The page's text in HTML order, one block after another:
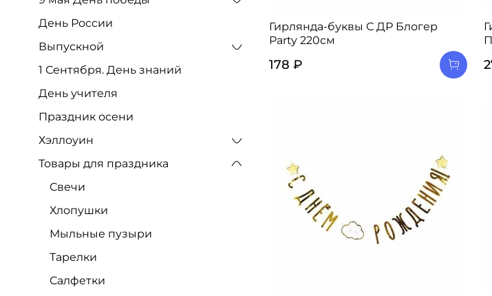
Гирлянда-буквы С ДР Блогер
Party 220см
178 ₽
День России
Выпускной
1 Сентября. День знаний
День учителя
Праздник осени
Хэллоуин
Товары для праздника
Свечи
Хлопушки
Мыльные пузыри
Тарелки
Салфетки